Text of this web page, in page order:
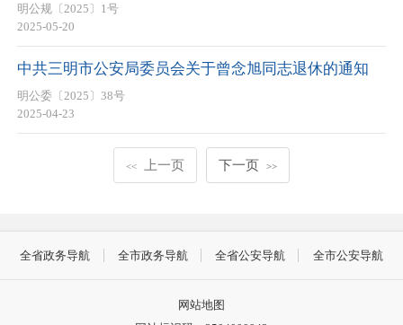
明公规〔2025〕1号
2025-05-20
中共三明市公安局委员会关于曾念旭同志退休的通知
明公委〔2025〕38号
2025-04-23
<< 上一页 下一页 >>
全省政务导航 全市政务导航 全省公安导航 全市公安导航
网站地图